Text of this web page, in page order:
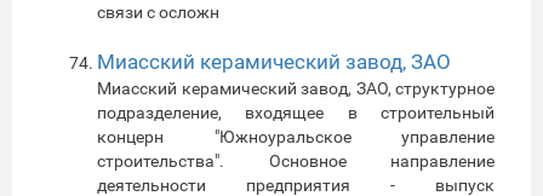
связи с осложн
Миасский керамический завод, ЗАО
Миасский керамический завод, ЗАО, структурное
подразделение, входящее в строительный
концерн "Южноуральское управление
строительства". Основное направление
деятельности предприятия - выпуск